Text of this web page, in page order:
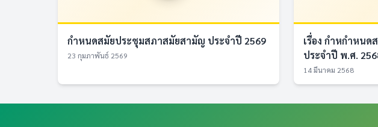
กำหนดสมัยประชุมสภาสมัยสามัญ ประจำปี 2569
23 กุมภาพันธ์ 2569
เรื่อง กำหกำหน
ประจำปี พ.ศ.
14 มีนาคม 2568